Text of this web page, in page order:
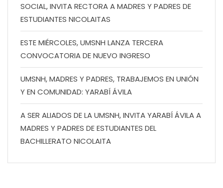
SOCIAL, INVITA RECTORA A MADRES Y PADRES DE
ESTUDIANTES NICOLAITAS
ESTE MIÉRCOLES, UMSNH LANZA TERCERA
CONVOCATORIA DE NUEVO INGRESO
UMSNH, MADRES Y PADRES, TRABAJEMOS EN UNIÓN
Y EN COMUNIDAD: YARABÍ ÁVILA
A SER ALIADOS DE LA UMSNH, INVITA YARABÍ ÁVILA A
MADRES Y PADRES DE ESTUDIANTES DEL
BACHILLERATO NICOLAITA